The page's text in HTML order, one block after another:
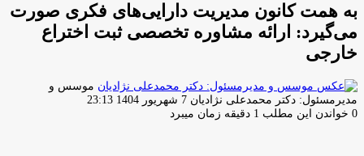
به همت کانون مدیریت دارایی‌های فکری صورت
می‌گیرد: ارائه مشاوره تخصصی ثبت اختراع
خارجی
موسس و
مدیرمسئول: دکتر محمدعلی نژادیان ارسال
ایمیل
7 شهریور 1404 23:13
0 خواندن این مطلب 1 دقیقه زمان میبرد